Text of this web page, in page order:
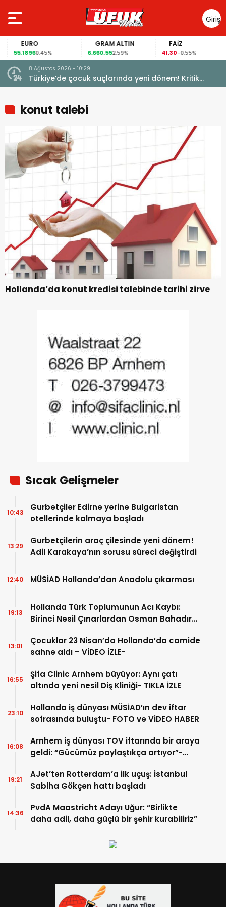
Giriş
Yap
EURO
55,18960,45%
GRAM ALTIN
6.660,552,59%
FAİZ
41,30-0,55%
8 Ağustos 2026 - 10:29
Türkiye’de çocuk suçlarında yeni dönem! Kritik
maddeler kabul edildi
konut talebi
Hollanda’da konut kredisi talebinde tarihi zirve
Sıcak Gelişmeler
Gurbetçiler Edirne yerine Bulgaristan
otellerinde kalmaya başladı
10:43
Gurbetçilerin araç çilesinde yeni dönem!
Adil Karakaya’nın sorusu süreci değiştirdi
13:29
MÜSİAD Hollanda’dan Anadolu çıkarması
12:40
Hollanda Türk Toplumunun Acı Kaybı:
Birinci Nesil Çınarlardan Osman Bahadır
19:13
Çocuklar 23 Nisan’da Hollanda’da camide
sahne aldı – VİDEO İZLE-
13:01
Şifa Clinic Arnhem büyüyor: Aynı çatı
altında yeni nesil Diş Kliniği- TIKLA İZLE
16:55
Hollanda iş dünyası MÜSİAD’ın dev iftar
sofrasında buluştu- FOTO ve VİDEO HABER
23:10
Arnhem iş dünyası TOV iftarında bir araya
geldi: “Gücümüz paylaştıkça artıyor”-
16:08
AJet’ten Rotterdam’a ilk uçuş: İstanbul
Sabiha Gökçen hattı başladı
19:21
PvdA Maastricht Adayı Uğur: “Birlikte
daha adil, daha güçlü bir şehir kurabiliriz”
14:36